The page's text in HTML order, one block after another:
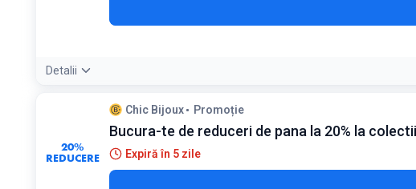
Detalii
Necesită acumularea de puncte de fidelitate
20%
REDUCERE
Chic Bijoux Promoție
Bucura-te de reduceri de pana la 20% la
Expiră în 5 zile